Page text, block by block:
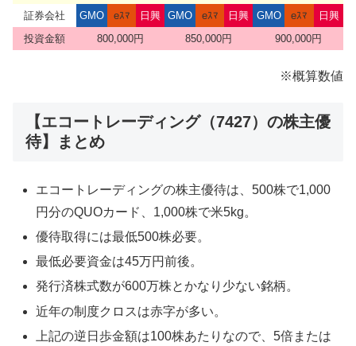
証券会社
GMO eｽﾏ 日興 GMO eｽﾏ 日興 GMO eｽﾏ
日興
投資金額
800,000円 850,000円 900,000円
※概算数値
【エコートレーディング（7427）の株主優
待】まとめ
エコートレーディングの株主優待は、500株で1,000
円分のQUOカード、1,000株で米5kg。
優待取得には最低500株必要。
最低必要資金は45万円前後。
発行済株式数が600万株とかなり少ない銘柄。
近年の制度クロスは赤字が多い。
上記の逆日歩金額は100株あたりなので、5倍または